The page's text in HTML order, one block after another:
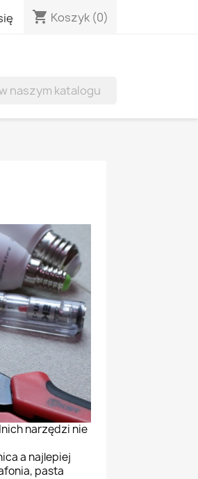
shopping_cart Koszyk (0)
narzędzi nie
a najlepiej
pasta